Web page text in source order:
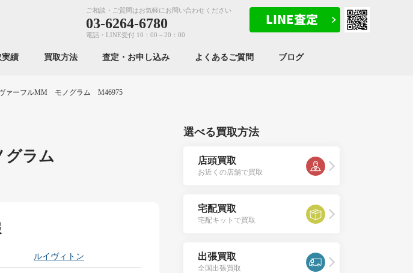
ご相談・ご質問はお気軽にお問い合わせください
03-6264-6780
電話・LINE受付 10：00～20：00
実績 買取方法 査定・お申し込み よくあるご質問 ブログ
ァーフルMM モノグラム M46975
ラム
ルイヴィトン
選べる買取方法
店頭買取
お近くの店舗で買取
宅配買取
宅配キットで買取
出張買取
全国出張買取